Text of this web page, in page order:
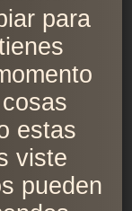
para
estas
viste
pueden